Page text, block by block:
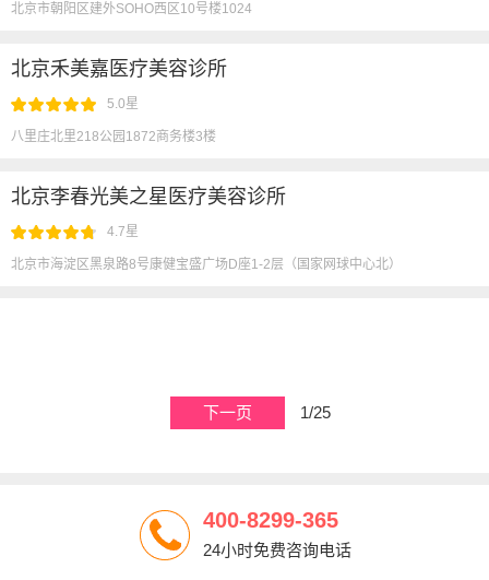
北京市朝阳区建外SOHO西区10号楼1024
北京禾美嘉医疗美容诊所
5.0星
八里庄北里218公园1872商务楼3楼
北京李春光美之星医疗美容诊所
4.7星
北京市海淀区黑泉路8号康健宝盛广场D座1-2层（国家网球中心北）
下一页 1/25
400-8299-365
24小时免费咨询电话